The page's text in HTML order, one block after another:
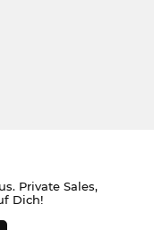
Private Sales,
Dich!